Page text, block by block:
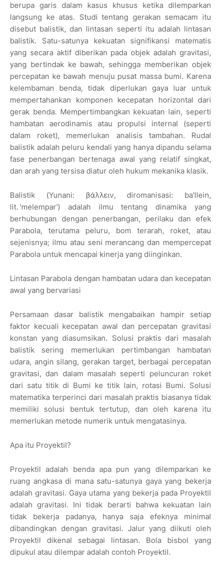
berupa garis dalam kasus khusus ketika dilemparkan
langsung ke atas. Studi tentang gerakan semacam itu
disebut balistik, dan lintasan seperti itu adalah lintasan
balistik. Satu-satunya kekuatan signifikansi matematis
yang secara aktif diberikan pada objek adalah gravitasi,
yang bertindak ke bawah, sehingga memberikan objek
percepatan ke bawah menuju pusat massa bumi. Karena
kelembaman benda, tidak diperlukan gaya luar untuk
mempertahankan komponen kecepatan horizontal dari
gerak benda. Mempertimbangkan kekuatan lain, seperti
hambatan aerodinamis atau propulsi internal (seperti
dalam roket), memerlukan analisis tambahan. Rudal
balistik adalah peluru kendali yang hanya dipandu selama
fase penerbangan bertenaga awal yang relatif singkat,
dan arah yang tersisa diatur oleh hukum mekanika klasik.
Balistik (Yunani: βάλλειν, diromanisasi: ba'llein,
lit. 'melempar') adalah ilmu tentang dinamika yang
berhubungan dengan penerbangan, perilaku dan efek
Parabola, terutama peluru, bom terarah, roket, atau
sejenisnya; ilmu atau seni merancang dan mempercepat
Parabola untuk mencapai kinerja yang diinginkan.
Lintasan Parabola dengan hambatan udara dan kecepatan
awal yang bervariasi
Persamaan dasar balistik mengabaikan hampir setiap
faktor kecuali kecepatan awal dan percepatan gravitasi
konstan yang diasumsikan. Solusi praktis dari masalah
balistik sering memerlukan pertimbangan hambatan
udara, angin silang, gerakan target, berbagai percepatan
gravitasi, dan dalam masalah seperti peluncuran roket
dari satu titik di Bumi ke titik lain, rotasi Bumi. Solusi
matematika terperinci dari masalah praktis biasanya tidak
memiliki solusi bentuk tertutup, dan oleh karena itu
memerlukan metode numerik untuk mengatasinya.
Apa itu Proyektil?
Proyektil adalah benda apa pun yang dilemparkan ke
ruang angkasa di mana satu-satunya gaya yang bekerja
adalah gravitasi. Gaya utama yang bekerja pada Proyektil
adalah gravitasi. Ini tidak berarti bahwa kekuatan lain
tidak bekerja padanya, hanya saja efeknya minimal
dibandingkan dengan gravitasi. Jalur yang diikuti oleh
Proyektil dikenal sebagai lintasan. Bola bisbol yang
dipukul atau dilempar adalah contoh Proyektil.